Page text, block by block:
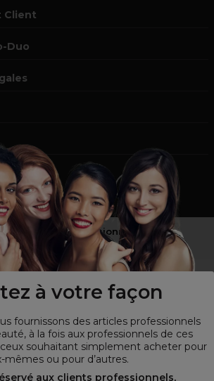
à votre façon
fournissons des articles professionnels
à la fois aux professionnels de ces
ceux souhaitant simplement acheter pour
mêmes ou pour d’autres.
aux clients professionnels,
Client
Duo
pas un professionnel ?
site pourles particuliers !